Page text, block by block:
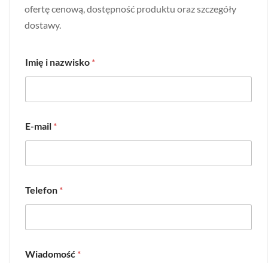
ofertę cenową, dostępność produktu oraz szczegóły
dostawy.
Imię i nazwisko *
E-mail *
Telefon *
Wiadomość *